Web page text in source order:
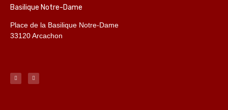
Basilique Notre-Dame
Place de la Basilique Notre-Dame
33120 Arcachon